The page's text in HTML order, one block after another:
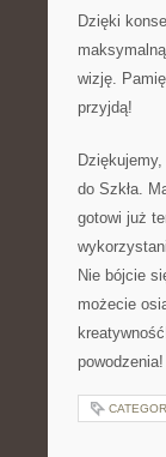
Dzięki
wizję.
przyjdą!
do Szkła.
gotowi już
Nie bójcie
możecie
powodzenia!